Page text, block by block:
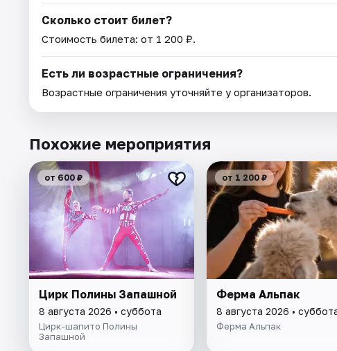
Сколько стоит билет?
Стоимость билета: от 1 200 ₽.
Есть ли возрастные ограничения?
Возрастные ограничения уточняйте у организаторов.
Похожие мероприятия
от 600 ₽
Цирк Полины Запашной
8 августа 2026 • суббота
Цирк-шапито Полины
Запашной
от 1 200 ₽
Ферма Альпак
8 августа 2026 •
Ферма Альпак